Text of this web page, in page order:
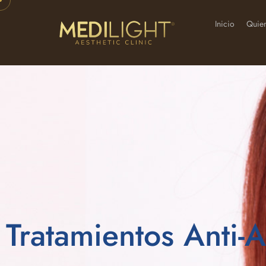
Inicio
Tratamientos